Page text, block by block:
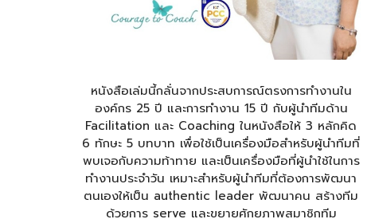
หนังสือเล่มนี้กลั่นจากประสบการณ์ตรงการทำงานใน
องค์กร 25 ปี และการทำงาน 15 ปี กับผู้นำทีมด้าน
Facilitation และ Coaching ในหนังสือให้ 3 หลักคิด
6 ทักษะ 5 บทบาท เพื่อใช้เป็นเครื่องมือสำหรับผู้นำทีมที่
พบเจอกับความท้าทาย และเป็นเครื่องมือที่ผู้นำใช้ในการ
ทำงานประจำวัน เหมาะสำหรับผู้นำทีมที่ต้องการพัฒนา
ตนเองให้เป็น authentic leader พัฒนาคน สร้างทีม
ด้วยการ serve และขยายศักยภาพสมาชิกทีม